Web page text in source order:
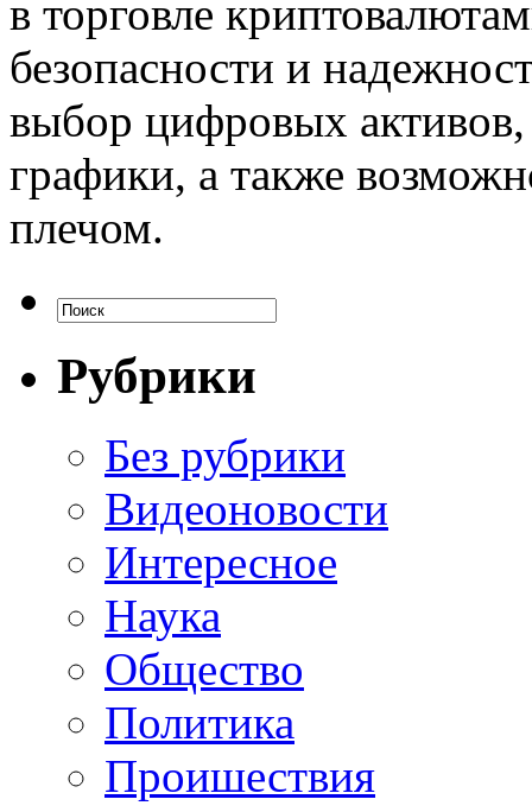
в торговле
безопасности и
выбор цифровых
графики, а также
плечом.
Рубрики
Без рубрики
Видеоновости
Интересное
Наука
Общество
Политика
Проишествия